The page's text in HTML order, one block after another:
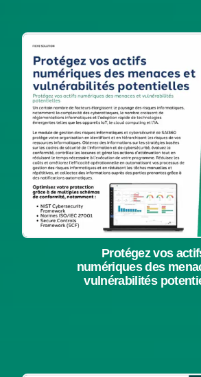
Protégez vos
numériques des
vulnérabilités